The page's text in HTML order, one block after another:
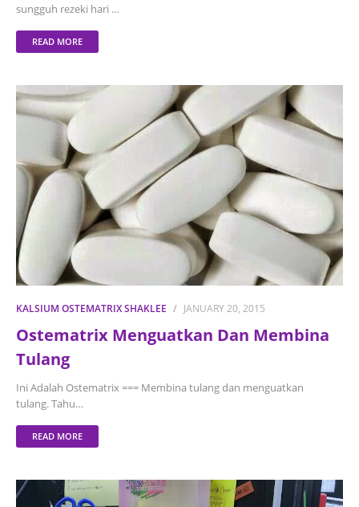
sungguh rezeki hari …
READ MORE
KALSIUM OSTEMATRIX SHAKLEE JANUARY 20, 2015
Ostematrix Menguatkan Dan Membina
Tulang
Ini Adalah Ostematrix === Membina tulang dan menguatkan
tulang. Tahu…
READ MORE